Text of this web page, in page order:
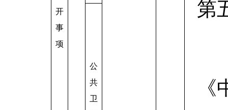
开
事
项
第
公
共
卫